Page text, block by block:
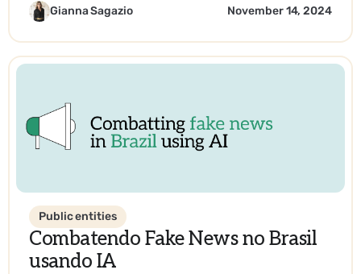
tecnologia.
Gianna Sagazio November 14, 2024
Public entities
Combatendo Fake News no Brasil
usando IA